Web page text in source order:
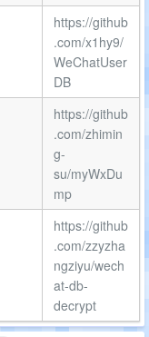
https://github
.com/x1hy9/
WeChatUser
DB
https://github
.com/zhimin
g-
su/myWxDu
mp
https://github
.com/zzyzha
ngziyu/wech
at-db-
decrypt